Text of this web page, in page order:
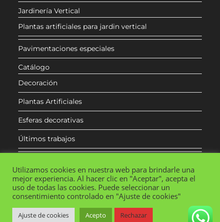
Jardinería Vertical
Plantas artificiales para jardin vertical
Pavimentaciones especiales
Catálogo
Decoración
Plantas Artificiales
Esferas decorativas
Últimos trabajos
Aviso Legal Política de privacidad Política de Cookies
Utilizamos cookies en nuestra web para brindarle una
mejor experiencia. Al hacer clic en "Aceptar", acepta el
uso de todas las cookies. Puede seleccionar un
consentimiento controlado en "Ajuste de cookies"
Ajuste de cookies Acepto Rechazar